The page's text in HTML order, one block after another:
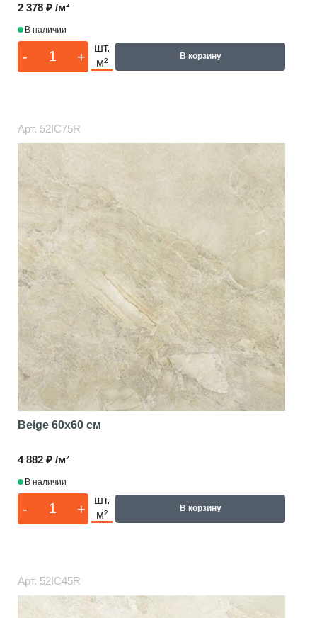
2 378 ₽ /м²
В наличии
- +
шт.
м²
В корзину
Арт. 52IC75R
Beige 60x60 см
4 882 ₽ /м²
В наличии
- +
шт.
м²
В корзину
Арт. 52IC45R